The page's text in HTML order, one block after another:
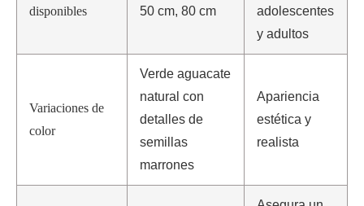
disponibles
50 cm, 80 cm
adolescentes
y adultos
Variaciones de
color
Verde aguacate
natural con
detalles de
semillas
marrones
Apariencia
estética y
realista